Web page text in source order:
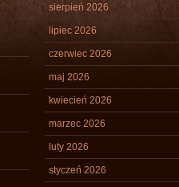
sierpień 2026
lipiec 2026
czerwiec 2026
maj 2026
kwiecień 2026
marzec 2026
luty 2026
styczeń 2026